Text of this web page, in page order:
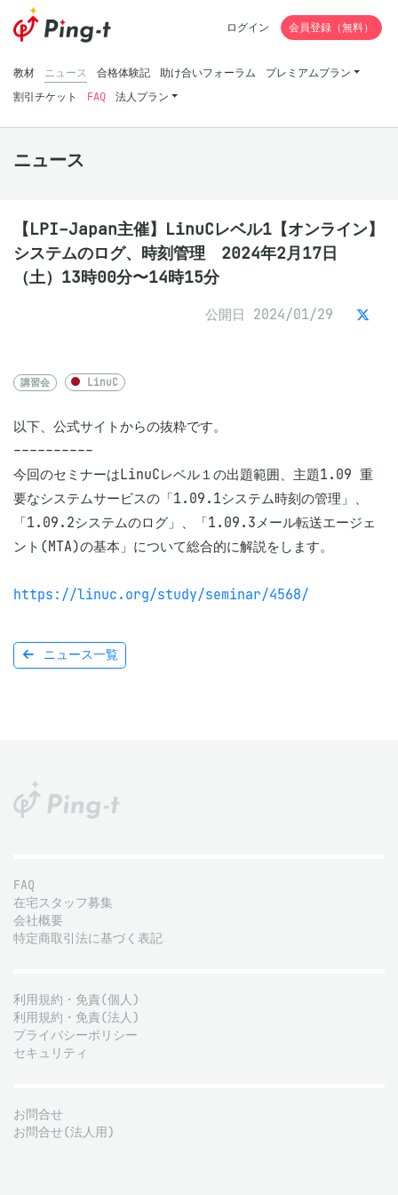
教材 ニュース 合格体験記 助け合いフォーラム
プレミアムプラン
割引チケット
FAQ 法人プラン
ログイン 会員登録（無料）
ニュース
【LPI-Japan主催】LinuCレベル1【オンライン】
システムのログ、時刻管理 2024年2月17日
（土）13時00分〜14時15分
公開日 2024/01/29
講習会 LinuC
以下、公式サイトからの抜粋です。
----------
今回のセミナーはLinuCレベル１の出題範囲、主題1.09 重
要なシステムサービスの「1.09.1システム時刻の管理」、
「1.09.2システムのログ」、「1.09.3メール転送エージェ
ント(MTA)の基本」について総合的に解説をします。
https://linuc.org/study/seminar/4568/
ニュース一覧
FAQ
在宅スタッフ募集
会社概要
特定商取引法に基づく表記
利用規約・免責(個人)
利用規約・免責(法人)
プライバシーポリシー
セキュリティ
お問合せ
お問合せ(法人用)